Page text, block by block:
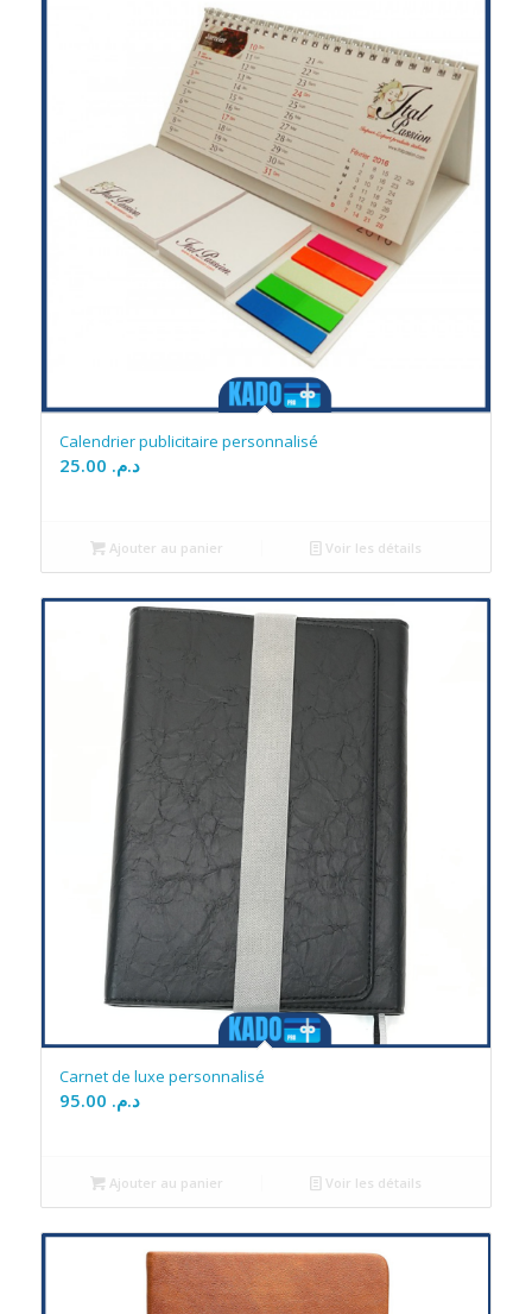
Calendrier publicitaire personnalisé
د.م.
Ajouter au panier Voir les détails
Carnet de luxe personnalisé
د.م.
Ajouter au panier Voir les détails